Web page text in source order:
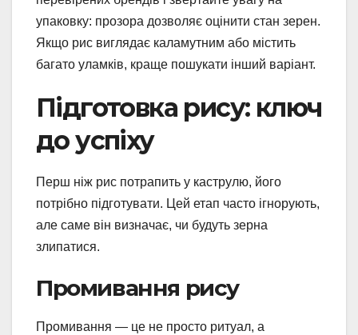
упаковку: прозора дозволяє оцінити стан зерен.
Якщо рис виглядає каламутним або містить
багато уламків, краще пошукати інший варіант.
Підготовка рису: ключ
до успіху
Перш ніж рис потрапить у каструлю, його
потрібно підготувати. Цей етап часто ігнорують,
але саме він визначає, чи будуть зерна
злипатися.
Промивання рису
Промивання — це не просто ритуал, а